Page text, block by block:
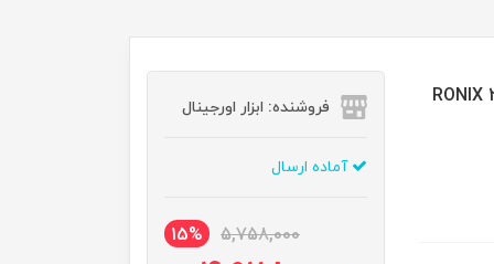
فروشنده: ابزار اورجینال
آماده ارسال
5,758,000
15%